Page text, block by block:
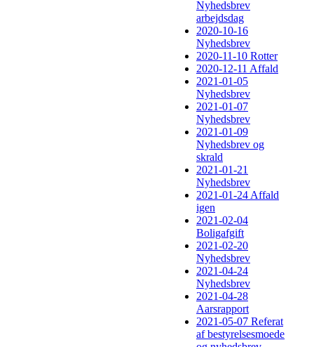
Nyhedsbrev
arbejdsdag
2020-10-16
Nyhedsbrev
2020-11-10 Rotter
2020-12-11 Affald
2021-01-05
Nyhedsbrev
2021-01-07
Nyhedsbrev
2021-01-09
Nyhedsbrev og
skrald
2021-01-21
Nyhedsbrev
2021-01-24 Affald
igen
2021-02-04
Boligafgift
2021-02-20
Nyhedsbrev
2021-04-24
Nyhedsbrev
2021-04-28
Aarsrapport
2021-05-07 Referat
af bestyrelsesmoede